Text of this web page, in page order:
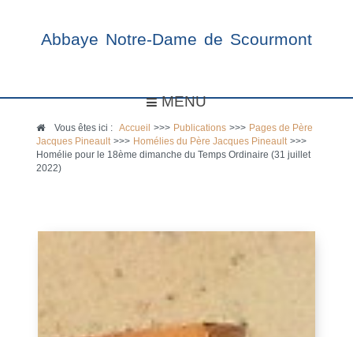
Abbaye Notre-Dame de Scourmont
MENU
Vous êtes ici :Accueil >>> Publications >>> Pages de Père
Jacques Pineault >>> Homélies du Père Jacques Pineault >>>
Homélie pour le 18ème dimanche du Temps Ordinaire (31 juillet
2022)